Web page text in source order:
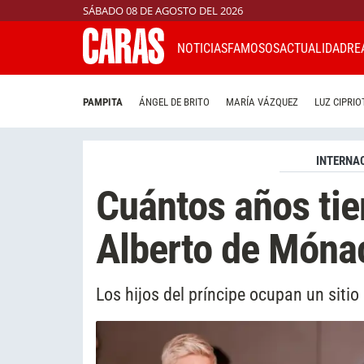
SÁBADO 08 DE AGOSTO DEL 2026
NOTICIASFAMOSOSACTUALIDAD
PAMPITA ÁNGEL DE BRITO MARÍA VÁZQUEZ LUZ
Cuántos años
Alberto de
Los hijos del príncipe ocupan un